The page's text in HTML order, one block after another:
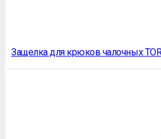
Защелка для крюков чалочных